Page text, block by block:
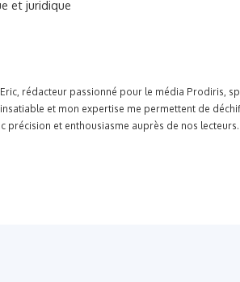
et juridique
rédacteur passionné pour le média Prodiris,
et mon expertise me permettent de
précision et enthousiasme auprès de nos lecteurs.